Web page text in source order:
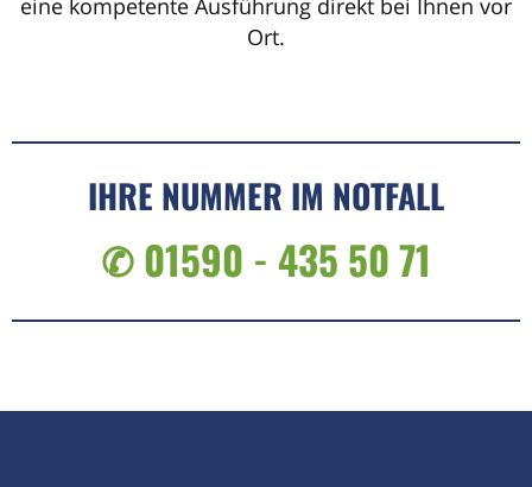
Ort.
IHRE NUMMER IM NOTFALL
✆ 01590 - 435 50 71